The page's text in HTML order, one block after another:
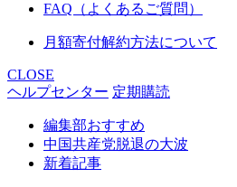
FAQ（よくあるご質問）
月額寄付解約方法について
CLOSE
ヘルプセンター 定期購読
編集部おすすめ
中国共産党脱退の大波
新着記事